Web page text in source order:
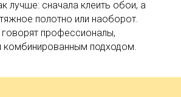
лучше: сначала клеить обои, а
полотно или наоборот.
профессионалы,
комбинированным подходом.